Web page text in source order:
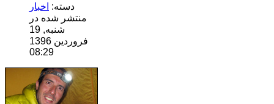
دسته: اخبار
منتشر شده در
شنبه, 19
فروردين 1396
08:29